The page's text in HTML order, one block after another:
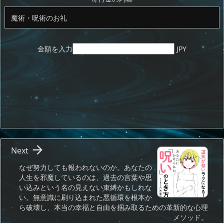
金額を入力 JPY
なぜ努力しても報われないのか。あなたの
人生を邪魔しているのは、過去の言葉や思
い込みという名の見えない束縛かもしれな
い。無意識に刷り込まれた悪循環を根本か
ら破壊し、本当の幸福と自由を掴み取るための革新的な心理
メソッド。

Next